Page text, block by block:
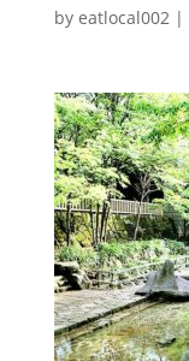
by eatlocal002|